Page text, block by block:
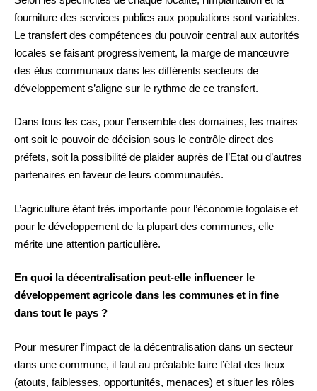
fourniture des services publics aux populations sont variables.
Le transfert des compétences du pouvoir central aux autorités
locales se faisant progressivement, la marge de manœuvre
des élus communaux dans les différents secteurs de
développement s’aligne sur le rythme de ce transfert.
Dans tous les cas, pour l’ensemble des domaines, les maires
ont soit le pouvoir de décision sous le contrôle direct des
préfets, soit la possibilité de plaider auprès de l’Etat ou d’autres
partenaires en faveur de leurs communautés.
L’agriculture étant très importante pour l’économie togolaise et
pour le développement de la plupart des communes, elle
mérite une attention particulière.
En quoi la décentralisation peut-elle influencer le
développement agricole dans les communes et in fine
dans tout le pays ?
Pour mesurer l’impact de la décentralisation dans un secteur
dans une commune, il faut au préalable faire l’état des lieux
(atouts, faiblesses, opportunités, menaces) et situer les rôles